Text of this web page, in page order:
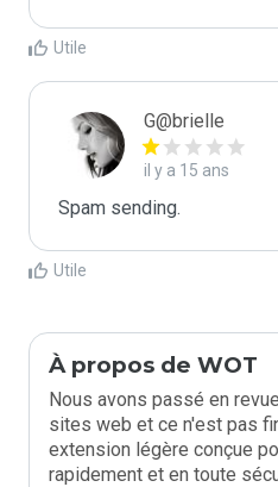
Utile
G@brielle
il y a 15 ans
Spam sending.
Utile
À propos de WOT
Nous avons passé en
sites web et ce n'est pas
extension légère conçue
rapidement et en toute